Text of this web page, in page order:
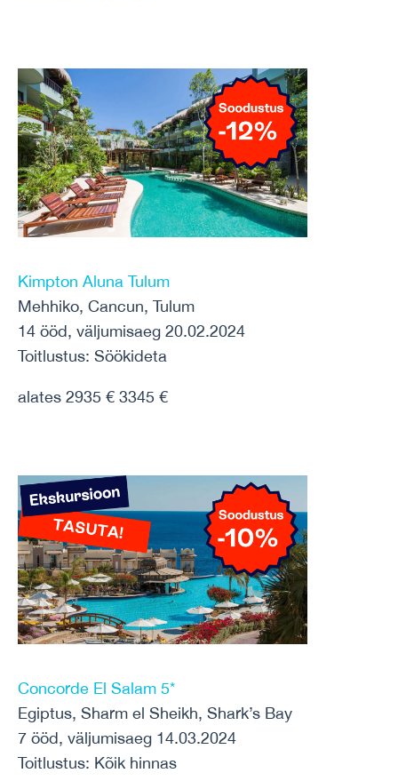
Kimpton Aluna Tulum
Mehhiko, Cancun, Tulum
14 ööd, väljumisaeg 20.02.2024
Toitlustus: Söökideta
alates 2935 € 3345 €
Concorde El Salam 5*
Egiptus, Sharm el Sheikh, Shark’s Bay
7 ööd, väljumisaeg 14.03.2024
Toitlustus: Kõik hinnas